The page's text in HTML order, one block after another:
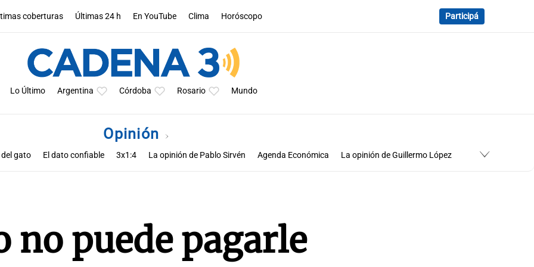
coberturas Últimas 24 h En YouTube Clima Horóscopo Participá
Lo Último Argentina Córdoba Rosario Mundo
Opinión
gato El dato confiable 3x1:4 La opinión de Pablo Sirvén Agenda Económica
La opinión de Guillermo López
no puede pagarle